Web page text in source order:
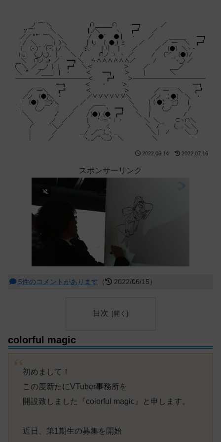
2022.06.14 2022.07.16
スポンサーリンク
5件のコメントがあります （ 2022/06/15）
目次
colorful magic
初めまして！
この度新たにVTuber事務所を
開設致しました『colorful magic』と申します。
近日、第1期生の募集を開始